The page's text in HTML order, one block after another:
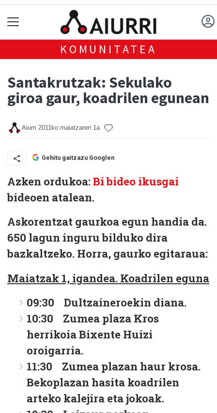
KOMUNITATEA
Santakrutzak: Sekulako
giroa gaur, koadrilen egunean
Aiurri 2011ko maiatzaren 1a
Gehitu gaitzazu Googlen
Azken ordukoa:Bi bideo ikusgai
bideoen atalean.
Askorentzat gaurkoa egun handia da.
650 lagun inguru bilduko dira
bazkaltzeko. Horra, gaurko egitaraua:
Maiatzak 1, igandea. Koadrilen eguna
09:30 Dultzaineroekin diana.
10:30 Zumea plaza Kros
herrikoia Bixente Huizi
oroigarria.
11:30 Zumea plazan haur krosa.
Bekoplazan hasita koadrilen
arteko kalejira eta jokoak.